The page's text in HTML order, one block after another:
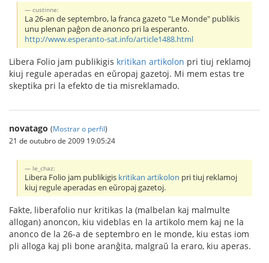
custinne:
La 26-an de septembro, la franca gazeto "Le Monde" publikis
unu plenan paĝon de anonco pri la esperanto.
http://www.esperanto-sat.info/article1488.html
Libera Folio jam publikigis kritikan artikolon pri tiuj reklamoj
kiuj regule aperadas en eŭropaj gazetoj. Mi mem estas tre
skeptika pri la efekto de tia misreklamado.
novatago (Mostrar o perfil)
21 de outubro de 2009 19:05:24
le_chaz:
Libera Folio jam publikigis kritikan artikolon pri tiuj reklamoj
kiuj regule aperadas en eŭropaj gazetoj.
Fakte, liberafolio nur kritikas la (malbelan kaj malmulte
allogan) anoncon, kiu videblas en la artikolo mem kaj ne la
anonco de la 26-a de septembro en le monde, kiu estas iom
pli alloga kaj pli bone aranĝita, malgraŭ la eraro, kiu aperas.